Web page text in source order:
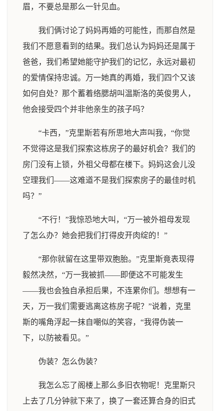
眉，不要总是那么一针见血。
我们俩讨论了妈妈再婚的可能性，而那自然是
我们不愿意看到的结果。我们总认为妈妈还是属于
爸爸，我们希望她能守护我们的记忆，永远对最初
的爱情保持忠诚。万一她真的再婚，我们四个又该
如何自处？那个蓄着络腮胡叫温斯洛的英俊男人，
他会接受四个并非他亲生的孩子吗？
“卡西，”克里斯若有所思地大声叫我，“你觉
不觉得这是我们探索这栋房子的最好机会？我们的
房门没有上锁，外祖父母都在楼下。妈妈这会儿没
空理我们——这难道不是我们探索房子的最佳时机
吗？”
“不行！”我惊恐地大叫，“万一被外祖母发现
了怎么办？她会把我们打得皮开肉绽的！”
“那你就留在这里带双胞胎。”克里斯竟表现得
毅然决然，“万一我被抓——即便这不可能发生
——我也会独自承担后果，不连累你们。想想有一
天，万一我们需要逃离这栋房子呢？”说着，克里
斯的嘴角浮起一抹自嘲似的笑容，“我得伪装一
下，以防被看见。”
伪装？怎么伪装？
我怎么忘了阁楼上那么多旧衣物呢！克里斯只
上去了几分钟就下来了，换了一套还算合身的旧式